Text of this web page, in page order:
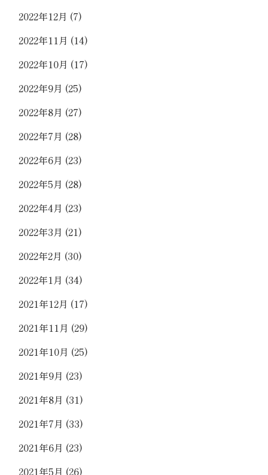
2022年12月 (7)
2022年11月 (14)
2022年10月 (17)
2022年9月 (25)
2022年8月 (27)
2022年7月 (28)
2022年6月 (23)
2022年5月 (28)
2022年4月 (23)
2022年3月 (21)
2022年2月 (30)
2022年1月 (34)
2021年12月 (17)
2021年11月 (29)
2021年10月 (25)
2021年9月 (23)
2021年8月 (31)
2021年7月 (33)
2021年6月 (23)
2021年5月 (26)